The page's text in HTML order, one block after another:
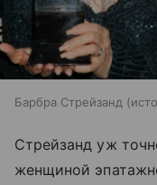
Барбра Стрейзанд
Стрейзанд уж
женщиной